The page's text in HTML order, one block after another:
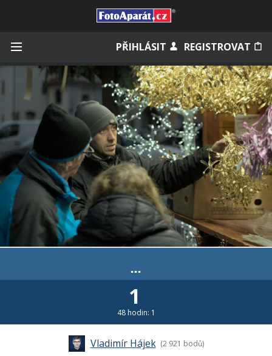
PŘIHLÁSIT REGISTROVAT
Zapamatovat
Zapomněli jste heslo?
Měli jste účet na starém webu?
...
1
48 hodin: 1
Vladimír Hájek (2 921 bodů)